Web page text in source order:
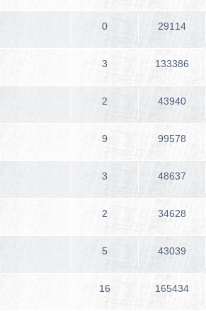
0 29114
3 133386
2 43940
9 99578
3 48637
2 34628
5 43039
16 165434